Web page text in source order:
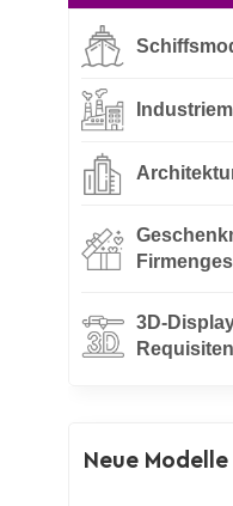
3D-
Neue Modelle